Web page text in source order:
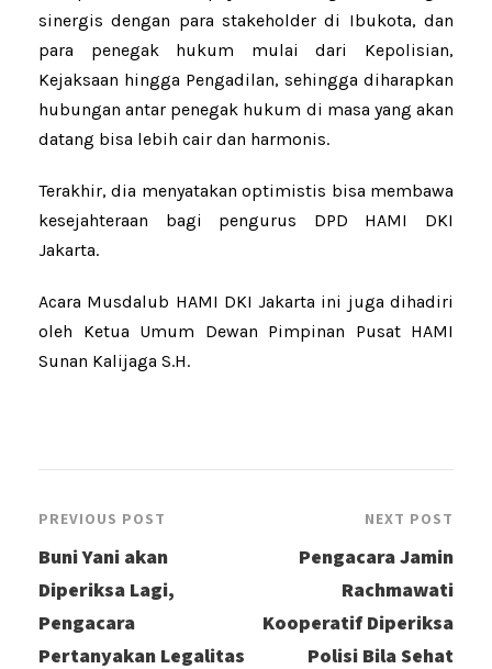
sinergis dengan para stakeholder di Ibukota, dan
para penegak hukum mulai dari Kepolisian,
Kejaksaan hingga Pengadilan, sehingga diharapkan
hubungan antar penegak hukum di masa yang akan
datang bisa lebih cair dan harmonis.
Terakhir, dia menyatakan optimistis bisa membawa
kesejahteraan bagi pengurus DPD HAMI DKI
Jakarta.
Acara Musdalub HAMI DKI Jakarta ini juga dihadiri
oleh Ketua Umum Dewan Pimpinan Pusat HAMI
Sunan Kalijaga S.H.
PREVIOUS POST
Buni Yani akan
Diperiksa Lagi,
Pengacara
Pertanyakan Legalitas
NEXT POST
Pengacara Jamin
Rachmawati
Kooperatif Diperiksa
Polisi Bila Sehat